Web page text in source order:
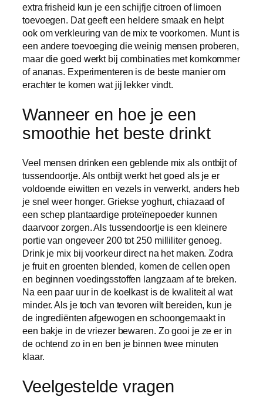
extra frisheid kun je een schijfje citroen of limoen
toevoegen. Dat geeft een heldere smaak en helpt
ook om verkleuring van de mix te voorkomen. Munt is
een andere toevoeging die weinig mensen proberen,
maar die goed werkt bij combinaties met komkommer
of ananas. Experimenteren is de beste manier om
erachter te komen wat jij lekker vindt.
Wanneer en hoe je een
smoothie het beste drinkt
Veel mensen drinken een geblende mix als ontbijt of
tussendoortje. Als ontbijt werkt het goed als je er
voldoende eiwitten en vezels in verwerkt, anders heb
je snel weer honger. Griekse yoghurt, chiazaad of
een schep plantaardige proteïnepoeder kunnen
daarvoor zorgen. Als tussendoortje is een kleinere
portie van ongeveer 200 tot 250 milliliter genoeg.
Drink je mix bij voorkeur direct na het maken. Zodra
je fruit en groenten blended, komen de cellen open
en beginnen voedingsstoffen langzaam af te breken.
Na een paar uur in de koelkast is de kwaliteit al wat
minder. Als je toch van tevoren wilt bereiden, kun je
de ingrediënten afgewogen en schoongemaakt in
een bakje in de vriezer bewaren. Zo gooi je ze er in
de ochtend zo in en ben je binnen twee minuten
klaar.
Veelgestelde vragen